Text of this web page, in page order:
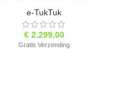
e-TukTuk
€2.299,00
Gratis Verzending